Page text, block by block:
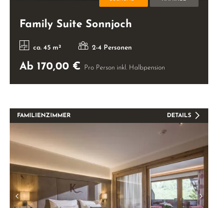
Family Suite Sonnjoch
ca. 45 m² 2-4 Personen